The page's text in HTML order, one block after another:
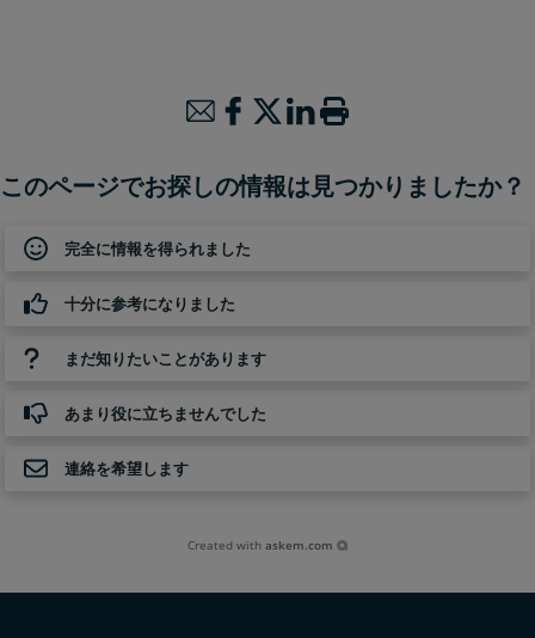
このページでお探しの情報は見つかりましたか？
完全に情報を得られました
十分に参考になりました
まだ知りたいことがあります
あまり役に立ちませんでした
連絡を希望します
Created withaskem.com